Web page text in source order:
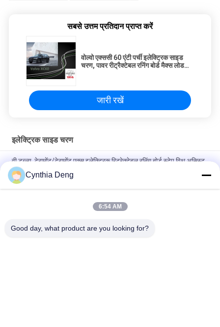
सबसे उत्तम प्रतिदान प्राप्त करें
वोल्वो एक्ससी 60 एंटी पर्ची इलेक्ट्रिक साइड
चरण, पावर रीट्रैक्टेबल रनिंग बोर्ड मैक्स लोड
जारी रखें
इलेक्ट्रिक साइड चरण
वी.डब्ल्यू. टेरामोंट/टेरामोंट एक्स इलेक्ट्रिक रिट्रेक्टेबल रनिंग बोर्ड स्टेप विथ असिस्ट
फुल ऑटोमैटिक
निसान नवरा के लिए स्वचालित विस्तार इलेक्ट्रिक साइड रनिंग बोर्ड सिस्टम
होंडा सीआर - वी इलेक्ट्रिक साइड चरण, एंटी स्किड ऑटो रिट्रैक्टेबल पावर लिफ्ट
Cynthia Deng
6:54 AM
Good day, what product are you looking for?